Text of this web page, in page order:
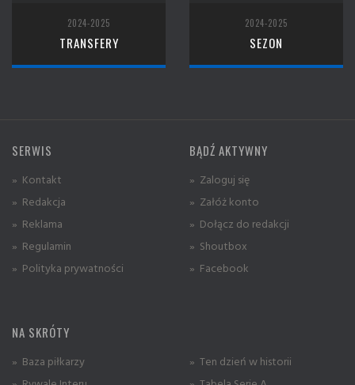
2024-2025
TRANSFERY
2024-2025
SEZON
SERWIS
» Kontakt
» Redakcja
» Reklama
» Regulamin
» Polityka prywatności
BĄDŹ AKTYWNY
» Zaloguj się
» Załóż konto
» Dołącz do redakcji
» Shoutbox
» Facebook
NA SKRÓTY
» Baza piłkarzy
» Ten dzień w historii